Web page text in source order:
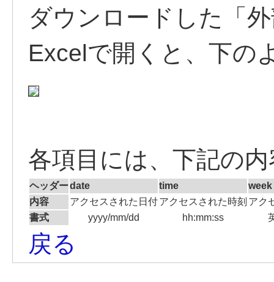
ダウンロードした「
Excelで開くと、下の
各項目には、下記の
ヘッダーdate time
week
内容
アクセスされた日付アクセスされた時刻 アク
書式
yyyy/mm/dd hh:mm:ss
戻る